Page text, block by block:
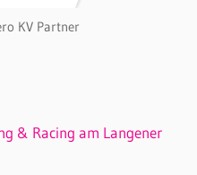
KV Partner
& Racing am Langener